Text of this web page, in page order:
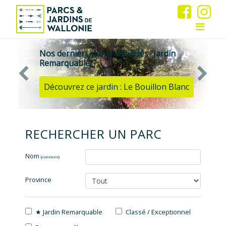
Blanc
Nos derniers parcs labellisés
Remarquable"
Découvrez ce jardin : Le
RECHERCHER UN PARC
Nom (contient)
Province
★ Jardin Remarquable
Classé / Exceptionnel